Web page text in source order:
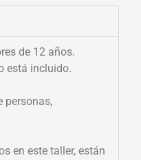
de 12 años.
está incluido.
personas,
en este taller, están